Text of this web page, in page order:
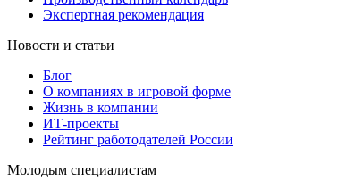
Экспертная рекомендация
Новости и статьи
Блог
О компаниях в игровой форме
Жизнь в компании
ИТ-проекты
Рейтинг работодателей России
Молодым специалистам